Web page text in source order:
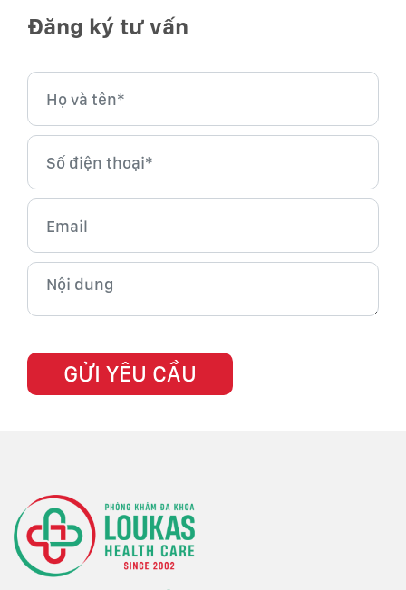
Đăng ký tư vấn